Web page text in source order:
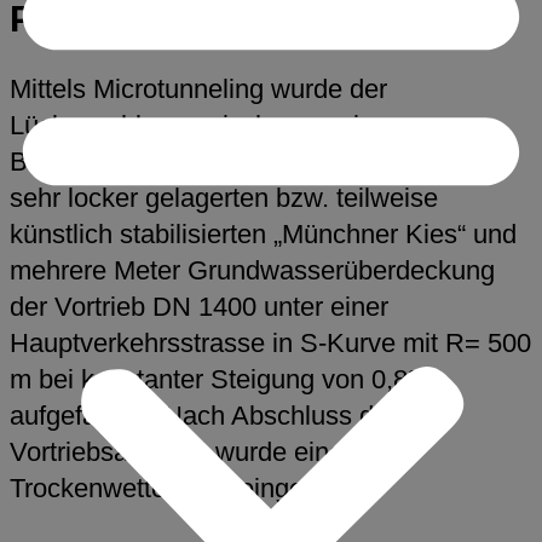
Pflaumstraße
Mittels Microtunneling wurde der
Lückenschluss zwischen zwei
Bestandskanälen realisiert. Dazu wurde im
sehr locker gelagerten bzw. teilweise
künstlich stabilisierten „Münchner Kies“ und
mehrere Meter Grundwasserüberdeckung
der Vortrieb DN 1400 unter einer
Hauptverkehrsstrasse in S-Kurve mit R= 500
m bei konstanter Steigung von 0,8%
aufgefahren. Nach Abschluss der
Vortriebsarbeiten wurde eine
Trockenwetterrinne eingebaut.